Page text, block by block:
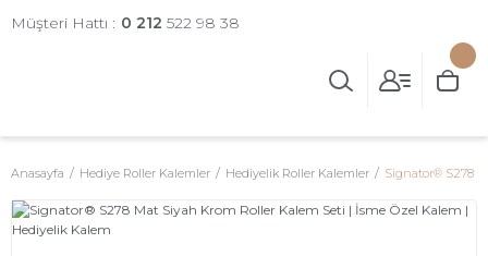
Müşteri Hattı : 0 212 522 98 38
Anasayfa Hediye Roller Kalemler Hediyelik Roller Kalemler Signator® S278